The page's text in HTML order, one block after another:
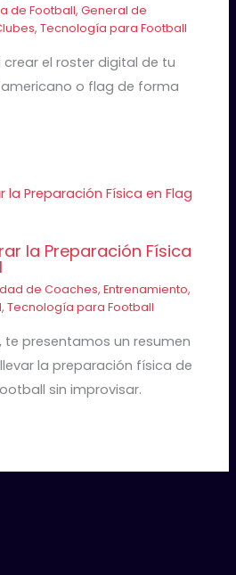
de Football,General de
,Tecnología para Football
el roster digital de tu
o flag de forma
la Preparación Física
de Coaches,Entrenamiento,
,Tecnología para Football
te presentamos un resumen
la preparación física de
sin improvisar.